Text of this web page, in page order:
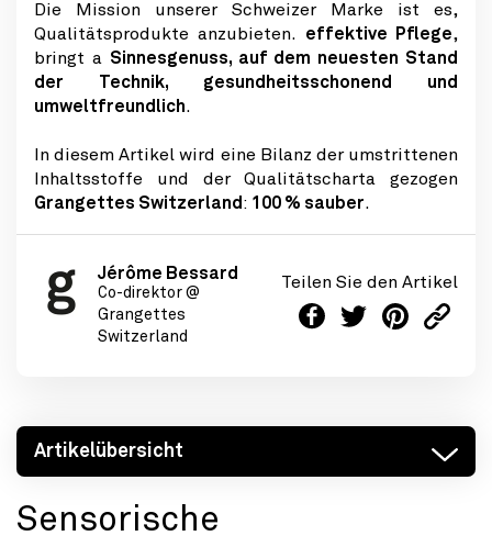
Die Mission unserer Schweizer Marke ist es,
Qualitätsprodukte anzubieten. effektive Pflege,
bringt a Sinnesgenuss, auf dem neuesten Stand
der Technik, gesundheitsschonend und
umweltfreundlich.
In diesem Artikel wird eine Bilanz der umstrittenen
Inhaltsstoffe und der Qualitätscharta gezogen
Grangettes Switzerland : 100 % sauber.
Jérôme Bessard
Co-direktor @
Grangettes
Switzerland
Teilen Sie den Artikel
Artikelübersicht
Sensorische